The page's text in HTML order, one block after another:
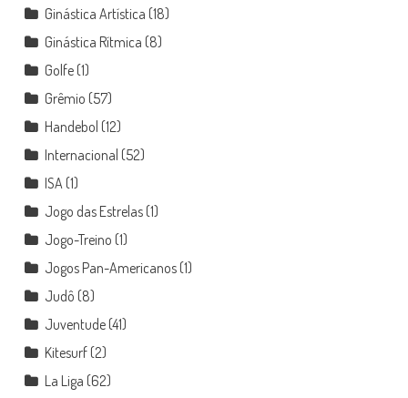
Ginástica Artística (18)
Ginástica Rítmica (8)
Golfe(1)
Grêmio (57)
Handebol (12)
Internacional (52)
ISA (1)
Jogo das Estrelas(1)
Jogo-Treino (1)
Jogos Pan-Americanos(1)
Judô (8)
Juventude(41)
Kitesurf(2)
La Liga (62)